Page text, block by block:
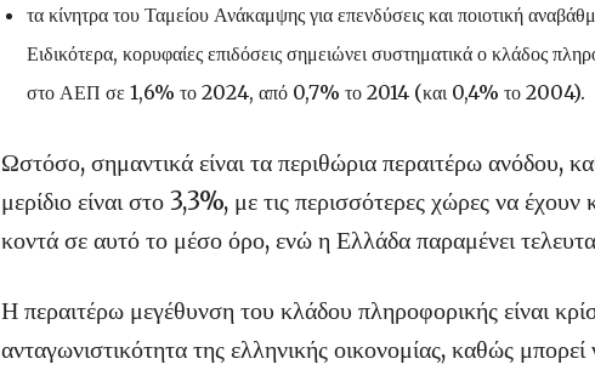
τα κίνητρα του Ταμείου Ανάκαμψης για επενδύσεις και ποιοτική
Ειδικότερα, κορυφαίες επιδόσεις σημειώνει συστηματικά ο κλάδος
στο ΑΕΠ σε 1,6% το 2024, από 0,7% το 2014 (και 0,4% το 2004).
Ωστόσο, σημαντικά είναι τα περιθώρια περαιτέρω ανόδου,
μερίδιο είναι στο 3,3%, με τις περισσότερες χώρες να
κοντά σε αυτό το μέσο όρο, ενώ η Ελλάδα παραμένει
Η περαιτέρω μεγέθυνση του κλάδου πληροφορικής είναι
ανταγωνιστικότητα της ελληνικής οικονομίας, καθώς